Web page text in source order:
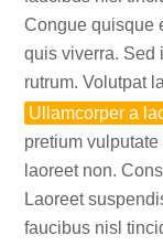
Congue quisque
quis viverra. Sed
rutrum. Volutpat
Ullamcorper a
pretium
laoreet non.
Laoreet
faucibus nisl